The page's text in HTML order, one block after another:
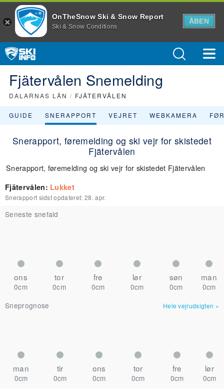
OnTheSnow Ski & Snow Report
Ski & Snow Conditions
ÅBEN
Fjätervålen Snemelding
DALARNAS LÄN / FJÄTERVÅLEN
GUIDE SNERAPPORT VEJRET WEBKAMERA
Snerapport, føremelding og ski vejr for skistedet
Fjätervålen
Snerapport, føremelding og ski vejr for skistedet Fjätervålen
Fjätervålen: Lukket
Snerapport sidst opdateret: 28. apr.
Seneste snefald
ons tor fre lør søn man
0cm 0cm 0cm 0cm 0cm
0cm
Sneprognose
Hele vejrudsigten »
man tir ons tor fre lør
0cm 0cm 0cm 0cm 0cm 0cm